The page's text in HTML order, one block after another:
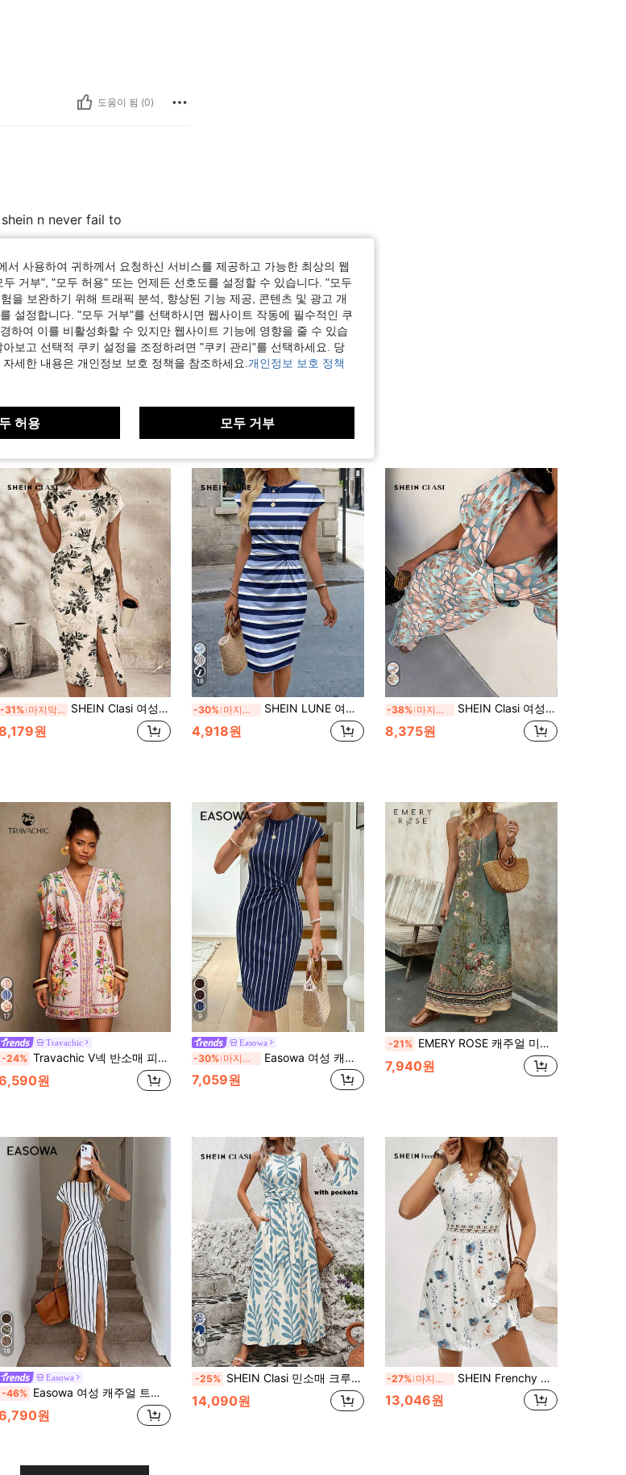
도움이 됨 (0)
n never fail to
도움이 됨 (0)
-31% 마지막 3일 SHEIN Clasi 여성 트위스트 매듭 앞 허리 신치드 스플릿 헴 바디콘 드레스 여름 여성용 드레스 여성용 여름 드레스 여성용 여름 여성용 의상 휴가 드레스 플로럴 드레스 여성 우아한 고급 의상 여성 우아한 플로럴 미디 드레스 슬릿이 있는 플로럴 미디 드레스 우아한 여름 드레스 여름 플로럴 드레스 여성 플로럴 미디 드레스
원
18
-30% 마지막 3일 SHEIN LUNE 여성 캐주얼 매듭 패턴 프린트 피팅 드레스, 우아한 여성 드레스, 캐주얼 스타일
4,918원
-38% 마지막 3일 SHEIN Clasi 여성 랜덤 플로럴 프린트 휴가 캐주얼 드레스
8,375원
17
Travachic
-24% Travachic V넥 반소매 피트되는 여성 미니 드레스
원
9
Easowa
-30% 마지막 3일 Easowa 여성 캐주얼 트위스트 패턴 프린트 피티드 드레스, 우아한 여성 드레스, 캐주얼 스타일
7,059원
-21% EMERY ROSE 캐주얼 미니멀리스트 기하학적 그린 페이즐리 배치 프린트 니트 드레스, 신축성 있고 편안함, 여름에 적합한 패션 휴가 슬립 드레스
7,940원
18
Easowa
-46% Easowa 여성 캐주얼 트위스트 매듭 하이 슬릿 바디콘 미디 드레스, 여성 스트라이프 드레스, 여성 캐주얼 의상
원
28
-25% SHEIN Clasi 민소매 크루넥 트위스트 프론트 올오버 프린트 드레스
14,090원
-27% 마지막 3일 SHEIN Frenchy 여성용 질감 있는 화이트 프린트 레이스 드레스
13,046원
서 사용하여 귀하께서 요청하신 서비스를 제공하고 가능한 최상의 웹
거부", "모두 허용" 또는 언제든 선호도를 설정할 수 있습니다. "모두
을 보완하기 위해 트래픽 분석, 향상된 기능 제공, 콘텐츠 및 광고 개
설정합니다. "모두 거부"를 선택하시면 웹사이트 작동에 필수적인 쿠
하여 이를 비활성화할 수 있지만 웹사이트 기능에 영향을 줄 수 있습
보고 선택적 쿠키 설정을 조정하려면 "쿠키 관리"를 선택하세요. 당
세한 내용은 개인정보 보호 정책을 참조하세요. 개인정보 보호 정책
허용 모두 거부